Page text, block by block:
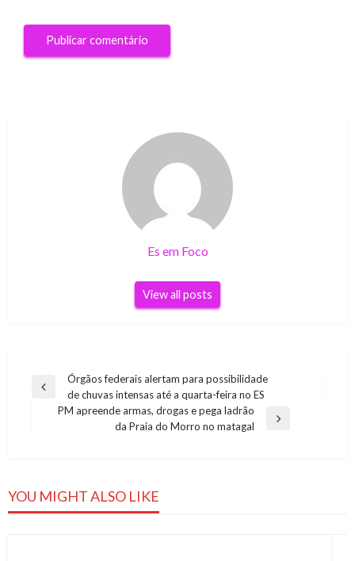
Es em Foco
View all posts
Navegação
Previous
Órgãos federais alertam para possibilidade
de chuvas intensas até a quarta-feira no ES
PM apreende armas, drogas e pega ladrão
da Praia do Morro no matagal
YOU MIGHT ALSO LIKE